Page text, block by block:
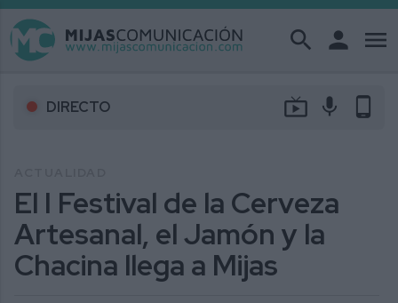
search person menu
DIRECTO live_tv mic phone_android
El I Festival de la Cerveza
Artesanal, el Jamón y la
Chacina llega a Mijas